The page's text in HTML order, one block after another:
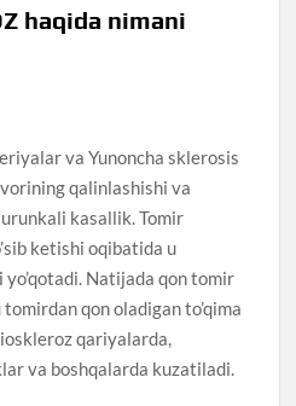
haqida nimani
va Yunoncha sklerosis
qalinlashishi va
kasallik. Tomir
ketishi oqibatida u
Natijada qon tomir
tomirdan qon oladigan to’qima
qariyalarda,
va boshqalarda kuzatiladi.